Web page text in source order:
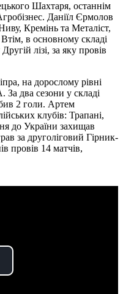
Шахтаря, останнім
Даніїл Єрмолов
Кремінь та Металіст,
в основному складі
лізі, за яку провів
на дорослому рівні
два сезони у складі
2 голи. Артем
клубів: Трапані,
до України захищав
за друголіговий Гірник-
провів 14 матчів,